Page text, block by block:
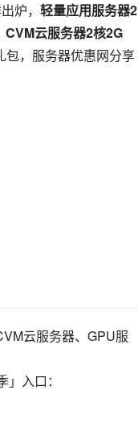
炉， 轻量应用服务器2
CVM云服务器2核2G
包，服务器优惠网分享
云服务器、GPU服
入口：